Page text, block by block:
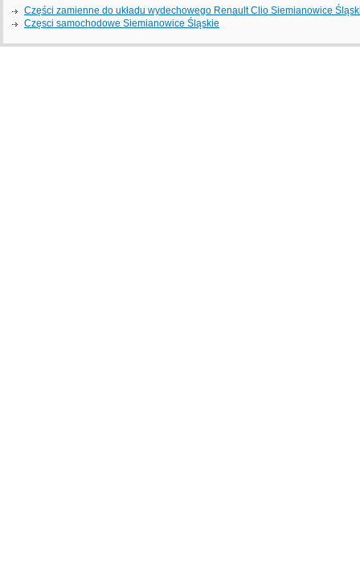
Części zamienne do układu wydechowego Renault Clio Siemianowice
Częsci samochodowe Siemianowice Śląskie